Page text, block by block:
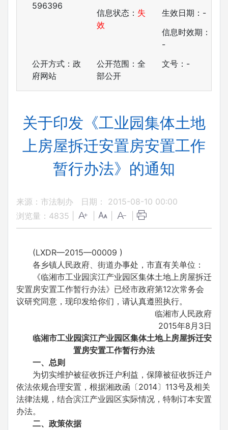
596396
信息状态： 失
效
生效日期：-
信息时效期：
-
公开方式：政
府网站
公开范围：全
部公开
文号：-
关于印发《工业园集体土地
上房屋拆迁安置房安置工作
暂行办法》的通知
来源：市法制办
日期： 2015-08-10 00:00
浏览量： 4835
(LXDR—2015—00009 )
各乡镇人民政府、街道办事处，市直有关单位：
《临湘市工业园滨江产业园区集体土地上房屋拆迁
安置房安置工作暂行办法》已经市政府第12次常务会
议研究同意，现印发给你们，请认真遵照执行。
临湘市人民政府
2015年8月3日
临湘市工业园滨江产业园区集体土地上房屋拆迁安
置房安置工作暂行办法
一、总则
为切实维护被征收拆迁户利益，保障被征收拆迁户
依法依规合理安置，根据湘政函〔2014〕113号及相关
法律法规，结合滨江产业园区实际情况，特制订本安置
办法。
二、政策依据